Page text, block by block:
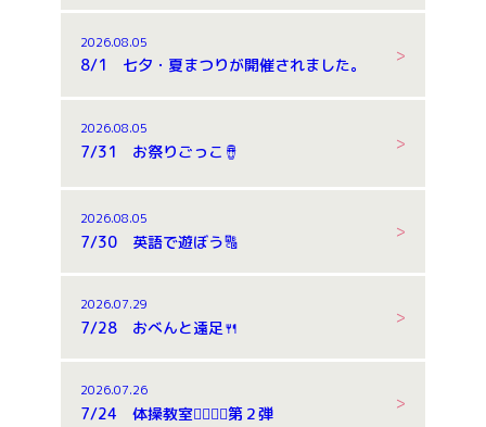
2026.08.05
8/1 七夕・夏まつりが開催されました。
2026.08.05
7/31 お祭りごっこ🪘
2026.08.05
7/30 英語で遊ぼう🔠
2026.07.29
7/28 おべんと遠足🍴
2026.07.26
7/24 体操教室🤸‍♂️🤸‍♂️第２弾